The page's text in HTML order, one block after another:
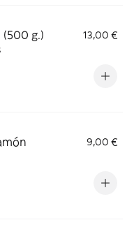
(500 g.)
13,00 €
9,00 €